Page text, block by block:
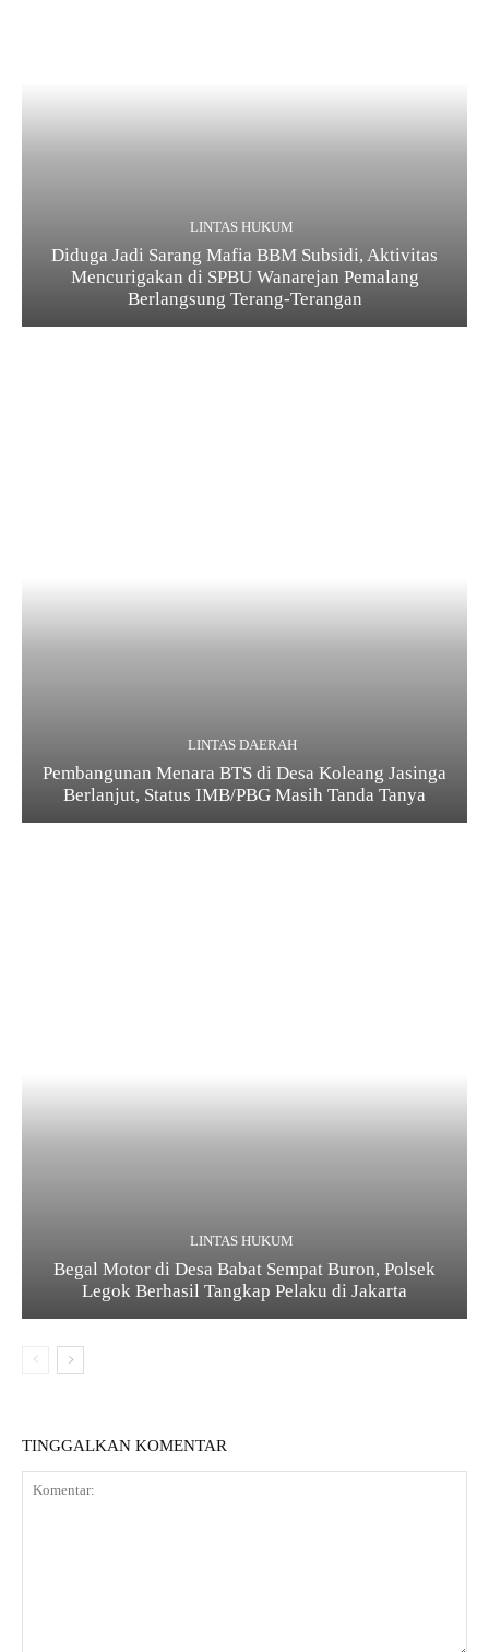
LINTAS HUKUM
Diduga Jadi Sarang Mafia BBM Subsidi, Aktivitas
Mencurigakan di SPBU Wanarejan Pemalang
Berlangsung Terang-Terangan
LINTAS DAERAH
Pembangunan Menara BTS di Desa Koleang Jasinga
Berlanjut, Status IMB/PBG Masih Tanda Tanya
LINTAS HUKUM
Begal Motor di Desa Babat Sempat Buron, Polsek
Legok Berhasil Tangkap Pelaku di Jakarta
TINGGALKAN KOMENTAR